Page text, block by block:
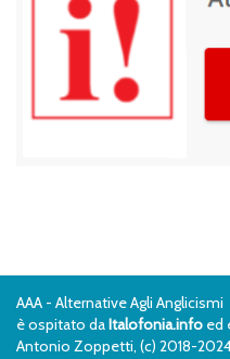
AAA - Alternative Agli Anglicismi
è ospitato daItalofonia.info ed
Antonio Zoppetti, (c) 2018-